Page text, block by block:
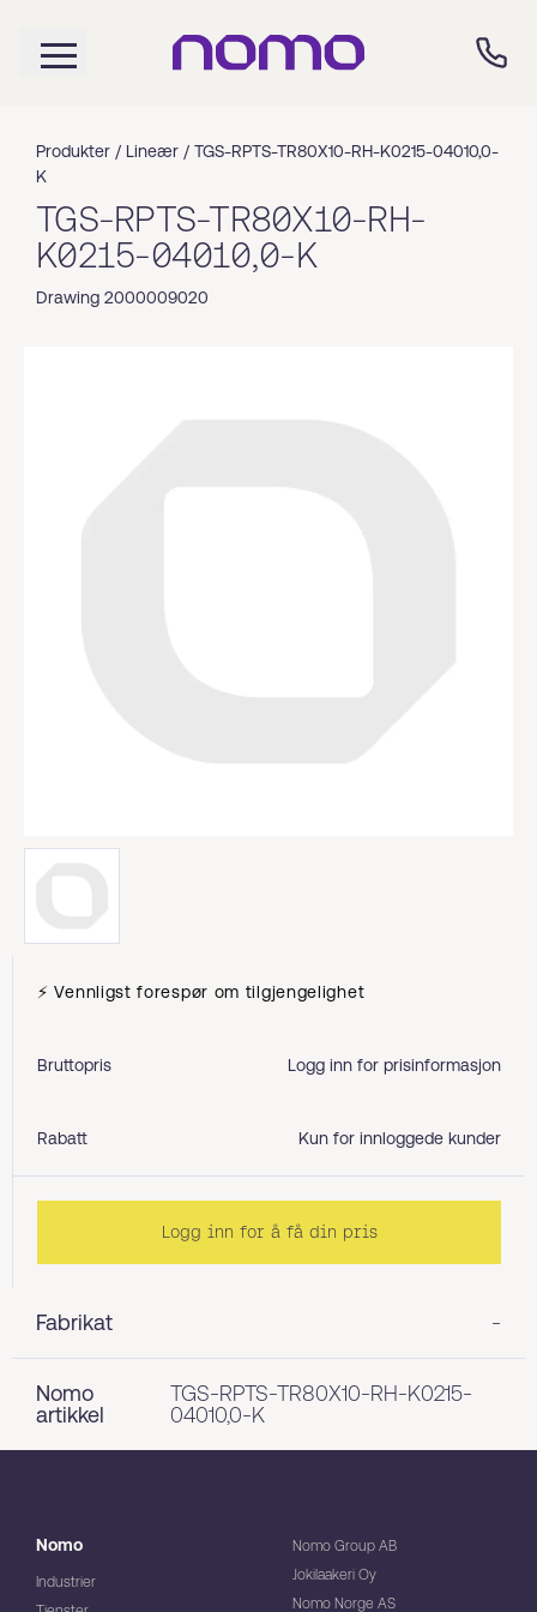
Produkter / Lineær / TGS-RPTS-TR80X10-RH-K0215-04010,0-
K
TGS-RPTS-TR80X10-RH-
K0215-04010,0-K
Drawing 2000009020
Fabrikat -
Nomo
artikkel
TGS-RPTS-TR80X10-RH-K0215-
04010,0-K
⚡ Vennligst forespør om tilgjengelighet
Bruttopris Logg inn for prisinformasjon
Rabatt Kun for innloggede kunder
Logg inn for å få din pris
Nomo
Industrier
Nomo Group AB
Jokilaakeri Oy
Nomo Norge AS